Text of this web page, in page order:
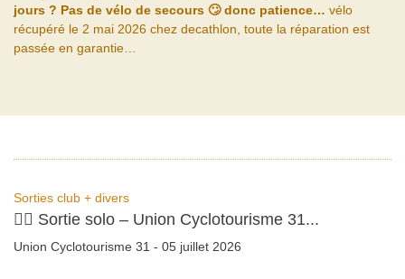
jours ? Pas de vélo de secours 🙄 donc patience… vélo
récupéré le 2 mai 2026 chez decathlon, toute la réparation est
passée en garantie…
Sorties club + divers
🚴‍♂️ Sortie solo – Union Cyclotourisme 31...
Union Cyclotourisme 31 - 05 juillet 2026